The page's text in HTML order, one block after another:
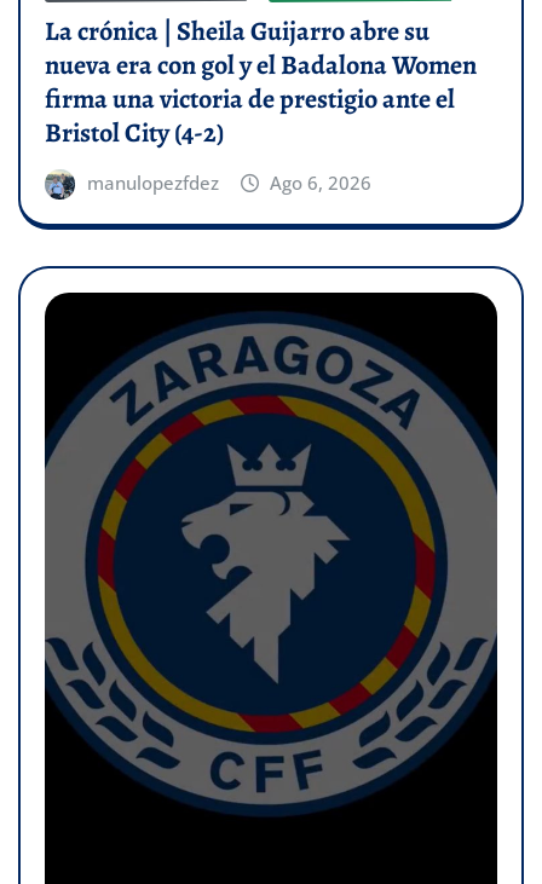
La crónica | Sheila Guijarro abre su
nueva era con gol y el Badalona Women
firma una victoria de prestigio ante el
Bristol City (4-2)
manulopezfdez Ago 6, 2026